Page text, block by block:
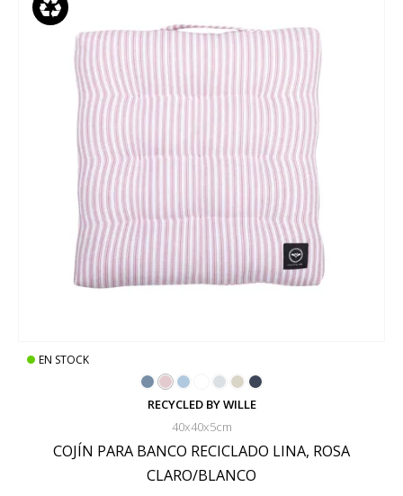
EN STOCK
RECYCLED BY WILLE
40x40x5cm
COJÍN PARA BANCO RECICLADO LINA, ROSA
CLARO/BLANCO